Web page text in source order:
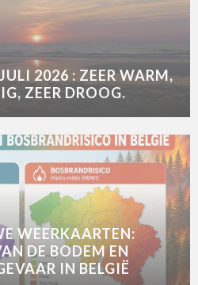
2026 : ZEER WARM,
ZEER DROOG.
WEERKAARTEN:
DE BODEM EN
IN BELGIË